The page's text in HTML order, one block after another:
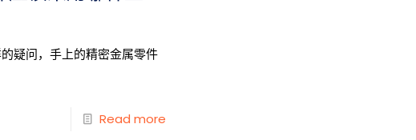
疑问，手上的精密金属零件
Read more